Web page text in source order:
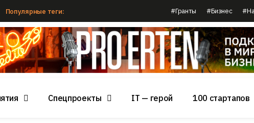
Популярные теги: #Гранты #Бизнес
Спецпроекты IT — герой 100 стартапов